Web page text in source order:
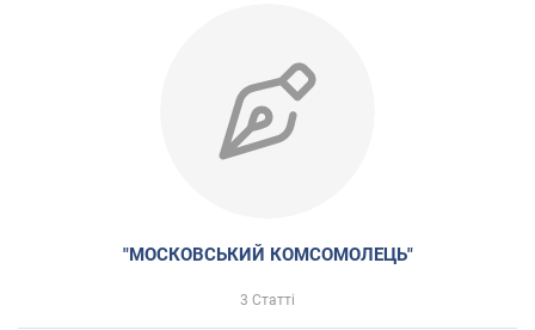
"МОСКОВСЬКИЙ КОМСОМОЛЕЦЬ"
3 Статті